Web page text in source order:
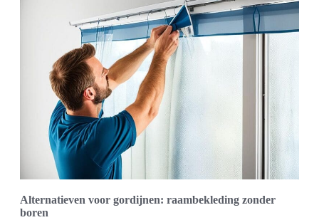
Alternatieven voor gordijnen: raambekleding zonder
boren